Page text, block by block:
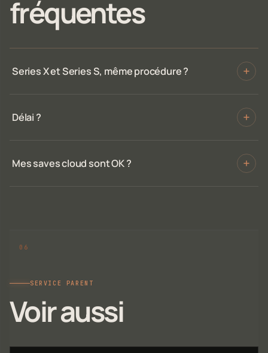
fréquentes
Series X et Series S, même procédure ?
Délai ?
Mes saves cloud sont OK ?
SERVICE PARENT
Voir aussi